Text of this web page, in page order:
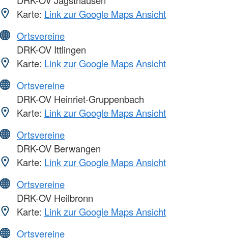
Karte: Link zur Google Maps Ansicht
Ortsvereine
DRK-OV Ittlingen
Karte: Link zur Google Maps Ansicht
Ortsvereine
DRK-OV Heinriet-Gruppenbach
Karte: Link zur Google Maps Ansicht
Ortsvereine
DRK-OV Berwangen
Karte: Link zur Google Maps Ansicht
Ortsvereine
DRK-OV Heilbronn
Karte: Link zur Google Maps Ansicht
Ortsvereine